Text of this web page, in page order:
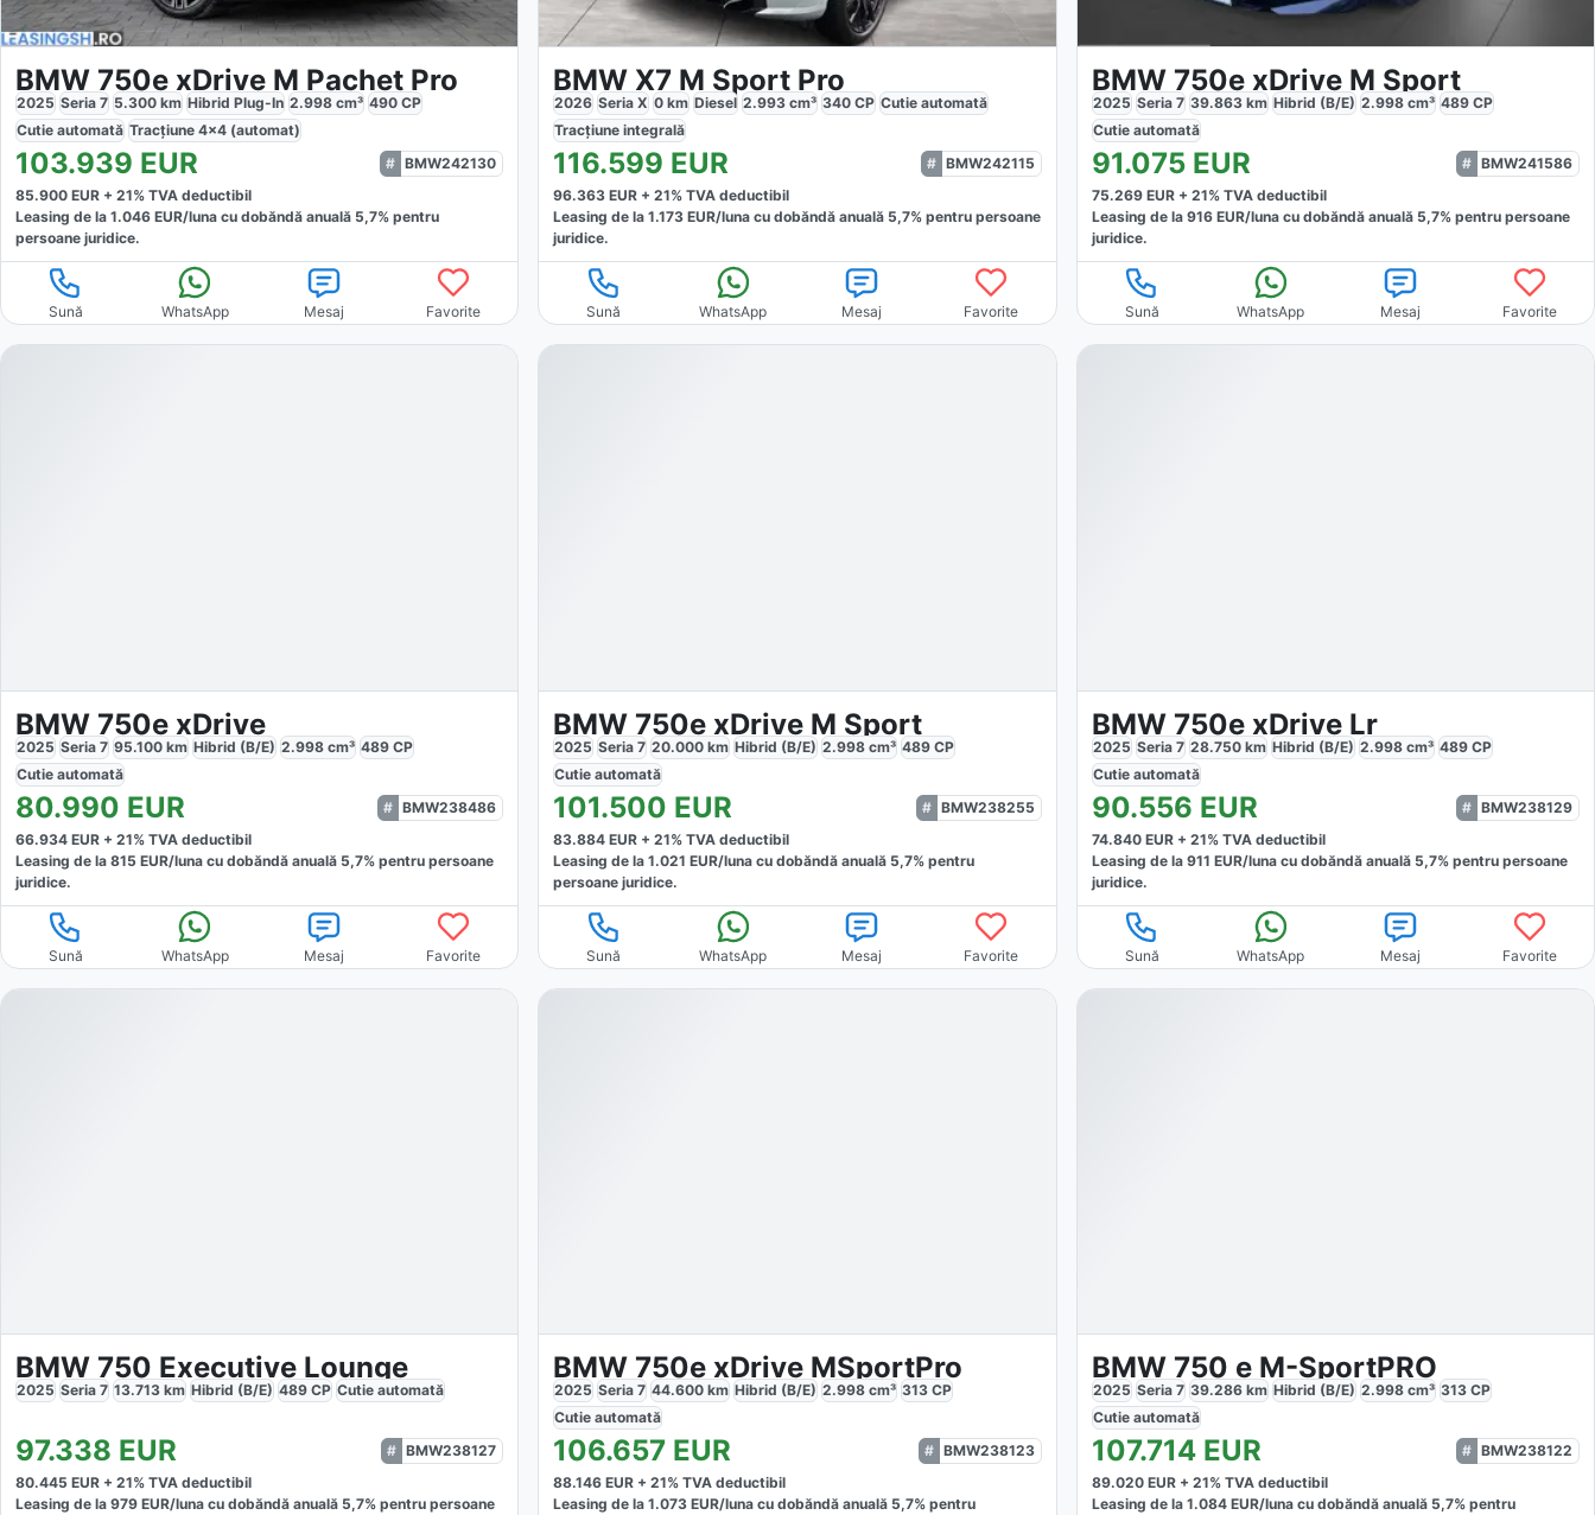
BMW 750e xDrive M Pachet Pro
2025 Seria 7 5.300 km Hibrid Plug-In 2.998 cm³ 490 CP
Cutie automată Tracțiune 4x4 (automat)
103.939 EUR
BMW242130
85.900 EUR + 21% TVA deductibil
Leasing de la 1.046 EUR/luna cu dobăndă anuală 5,7% pentru
persoane juridice.
Sună WhatsApp Mesaj Favorite
BMW X7 M Sport Pro
2026 Seria X 0 km Diesel 2.993 cm³ 340 CP Cutieautomată
Tracțiuneintegrală
116.599 EUR
BMW242115
96.363 EUR +21% TVA deductibil
Leasing de la1.173 EUR/luna cu dobăndă anuală 5,7% pentru persoane
juridice.
Sună WhatsApp Mesaj Favorite
BMW 750e xDrive M Sport
2025 Seria 7 39.863km Hibrid (B/E) 2.998cm³ 489CP
Cutie automată
91.075EUR
BMW241586
75.269EUR + 21% TVA deductibil
Leasing de la 916EUR/lunacu dobăndă anuală 5,7% pentru persoane
juridice.
Sună WhatsApp Mesaj Favorite
BMW 750e xDrive
2025 Seria 7 95.100 km Hibrid (B/E) 2.998 cm³ 489 CP
Cutie automată
80.990 EUR
BMW238486
66.934 EUR + 21% TVA deductibil
Leasing de la 815 EUR/luna cu dobăndă anuală 5,7% pentru persoane
juridice.
Sună WhatsApp Mesaj Favorite
BMW 750e xDrive M Sport
2025 Seria 7 20.000 km Hibrid (B/E) 2.998 cm³ 489 CP
Cutieautomată
101.500 EUR
BMW238255
83.884 EUR +21% TVA deductibil
Leasing de la1.021 EUR/luna cu dobăndă anuală 5,7% pentru
persoane juridice.
Sună WhatsApp Mesaj Favorite
BMW 750e xDrive Lr
2025 Seria 7 28.750km Hibrid (B/E) 2.998cm³ 489CP
Cutie automată
90.556 EUR
BMW238129
74.840EUR + 21% TVA deductibil
Leasing de la 911 EUR/lunacu dobăndă anuală 5,7% pentru persoane
juridice.
Sună WhatsApp Mesaj Favorite
BMW 750 Executive Lounge
2025 Seria 7 13.713 km Hibrid (B/E) 489 CP Cutie automată
97.338 EUR
BMW238127
80.445 EUR + 21% TVA deductibil
Leasing de la 979 EUR/luna cu dobăndă anuală 5,7% pentru persoane
BMW 750e xDrive MSportPro
2025 Seria 7 44.600 km Hibrid (B/E) 2.998 cm³ 313 CP
Cutieautomată
106.657 EUR
BMW238123
88.146 EUR +21% TVA deductibil
Leasing de la1.073 EUR/luna cu dobăndă anuală 5,7% pentru
BMW 750 e M-SportPRO
2025 Seria 7 39.286km Hibrid (B/E) 2.998cm³ 313CP
Cutie automată
107.714EUR
BMW238122
89.020EUR + 21% TVA deductibil
Leasing de la 1.084EUR/lunacu dobăndă anuală 5,7% pentru